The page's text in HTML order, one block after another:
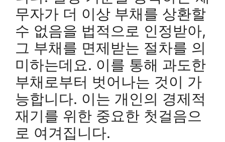
무자가 더 이상 부채를 상환할
수 없음을 법적으로 인정받아,
그 부채를 면제받는 절차를 의
미하는데요. 이를 통해 과도한
부채로부터 벗어나는 것이 가
능합니다. 이는 개인의 경제적
재기를 위한 중요한 첫걸음으
로 여겨집니다.